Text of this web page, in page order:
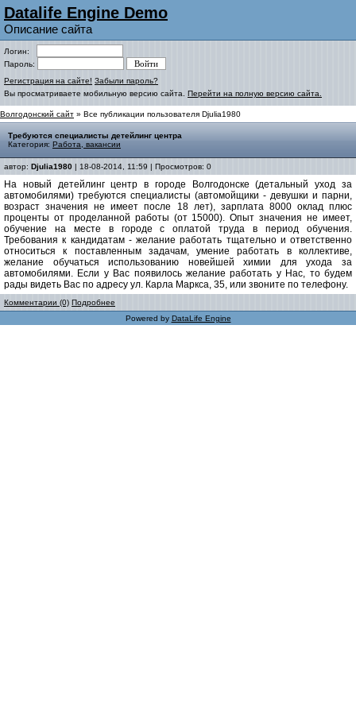
Datalife Engine Demo
Описание сайта
Логин:
Пароль:
Регистрация на сайте! Забыли пароль?
Вы просматриваете мобильную версию сайта. Перейти на полную версию сайта.
Волгодонский сайт » Все публикации пользователя Djulia1980
Требуются специалисты детейлинг центра
Категория: Работа, вакансии
автор: Djulia1980 | 18-08-2014, 11:59 | Просмотров: 0
На новый детейлинг центр в городе Волгодонске (детальный уход за
автомобилями) требуются специалисты (автомойщики - девушки и парни,
возраст значения не имеет после 18 лет), зарплата 8000 оклад плюс
проценты от проделанной работы (от 15000). Опыт значения не имеет,
обучение на месте в городе с оплатой труда в период обучения.
Требования к кандидатам - желание работать тщательно и ответственно
относиться к поставленным задачам, умение работать в коллективе,
желание обучаться использованию новейшей химии для ухода за
автомобилями. Если у Вас появилось желание работать у Нас, то будем
рады видеть Вас по адресу ул. Карла Маркса, 35, или звоните по телефону.
Комментарии (0) Подробнее
Powered by DataLife Engine